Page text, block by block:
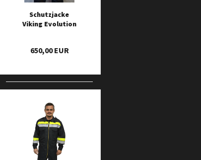
Schutzjacke
Viking Evolution
650,00 EUR